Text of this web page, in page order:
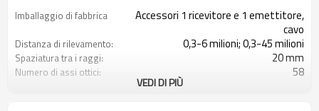
Imballaggio di fabbrica
Accessori 1 ricevitore e 1 emettitore,
cavo
Distanza di rilevamento: 0,3-6 milioni; 0,3-45 milioni
Spaziatura tra i raggi: 20 mm
Numero di assi ottici: 58
VEDI DI PIÙ